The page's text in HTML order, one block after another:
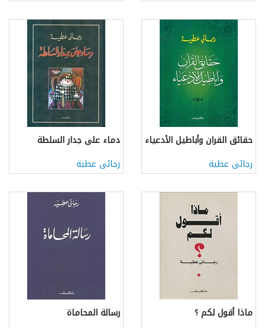
حقائق القران وأباطيل الأدعياء
رجائى عطية
دماء على جدار السلطة
رجائى عطية
ماذا أقول لكم ؟
رسالة المحاماة